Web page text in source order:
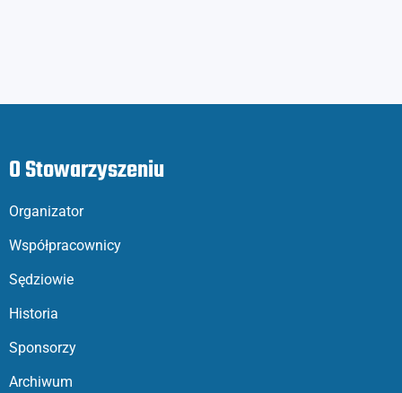
O Stowarzyszeniu
Organizator
Współpracownicy
Sędziowie
Historia
Sponsorzy
Archiwum